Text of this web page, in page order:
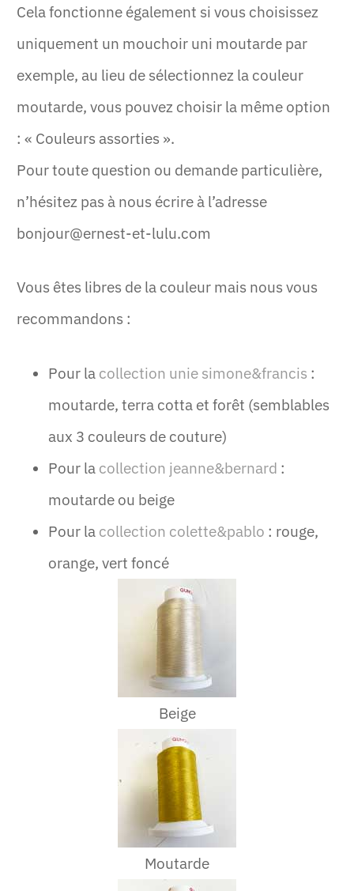
Cela fonctionne également si vous choisissez
uniquement un mouchoir uni moutarde par
exemple, au lieu de sélectionnez la couleur
moutarde, vous pouvez choisir la même option
: « Couleurs assorties ».
Pour toute question ou demande particulière,
n’hésitez pas à nous écrire à l’adresse
bonjour@ernest-et-lulu.com
Vous êtes libres de la couleur mais nous vous
recommandons :
Pour la collection unie simone&francis :
moutarde, terra cotta et forêt (semblables
aux 3 couleurs de couture)
Pour la collection jeanne&bernard :
moutarde ou beige
Pour la collection colette&pablo : rouge,
orange, vert foncé
Beige
Moutarde